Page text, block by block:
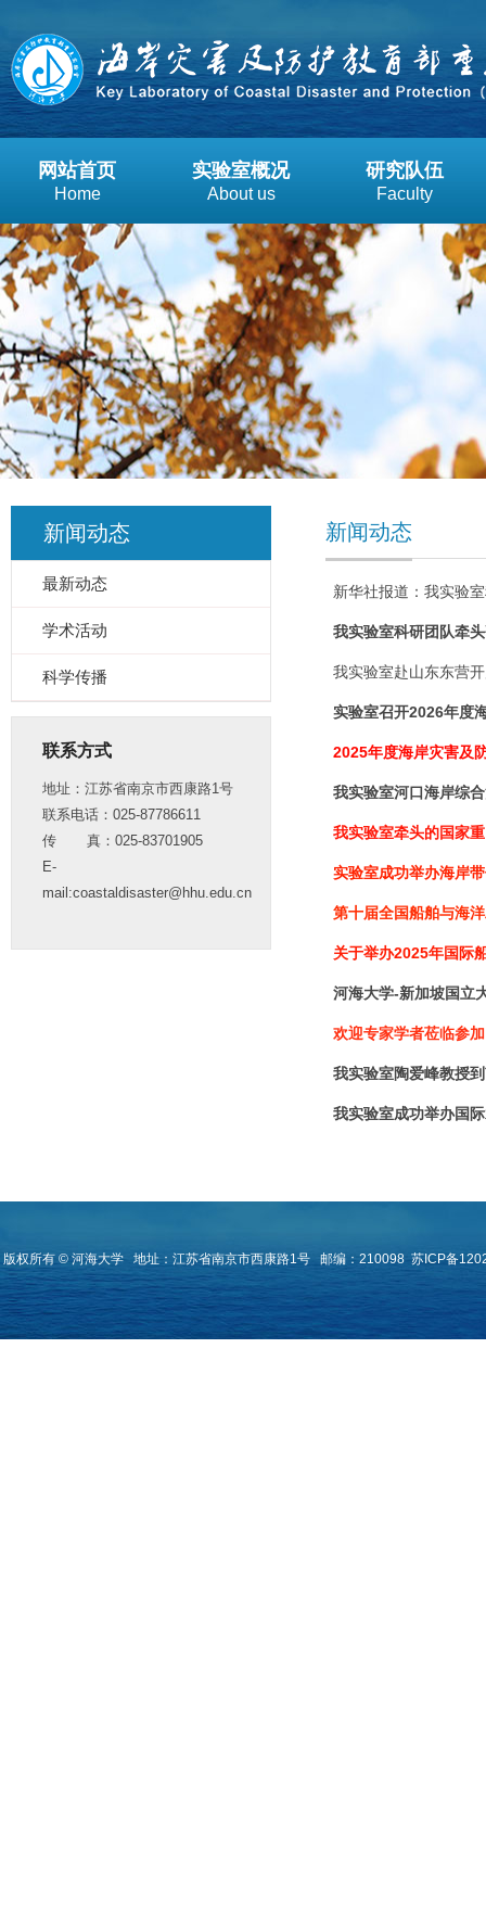
网站首页
Home
实验室概况
About us
研究队伍
Faculty
新闻动态
最新动态
学术活动
科学传播
联系方式
地址：江苏省南京市西康路1号
联系电话：025-87786611
传 真：025-83701905
E-
mail:coastaldisaster@hhu.edu.cn
新闻动态
新华社报道：我实验
我实验室科研团队牵
我实验室赴山东东营
实验室召开2026年度
2025年度海岸灾害及
我实验室河口海岸综
我实验室牵头的国家
实验室成功举办海岸
第十届全国船舶与海
关于举办2025年国际
河海大学-新加坡国立
欢迎专家学者莅临参
我实验室陶爱峰教授
我实验室成功举办国
版权所有 © 河海大学 地址：江苏省南京市西康路1号 邮编：210098 苏ICP备